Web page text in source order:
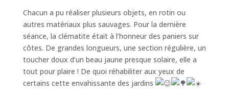
Chacun a pu réaliser plusieurs objets, en rotin ou
autres matériaux plus sauvages. Pour la dernière
séance, la clématite était à l’honneur des paniers sur
côtes. De grandes longueurs, une section régulière, un
toucher doux d’un beau jaune presque solaire, elle a
tout pour plaire ! De quoi réhabiliter aux yeux de
certains cette envahissante des jardins